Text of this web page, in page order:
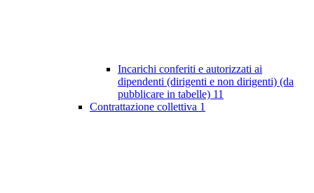
Incarichi conferiti e autorizzati ai
dipendenti (dirigenti e non dirigenti) (da
pubblicare in tabelle) 11
Contrattazione collettiva 1